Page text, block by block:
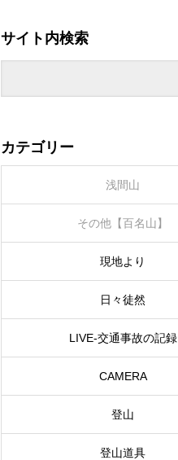
サイト内検索
カテゴリー
浅間山
その他【百名山】
現地より
日々徒然
LIVE‐交通事故の記録
CAMERA
登山
登山道具